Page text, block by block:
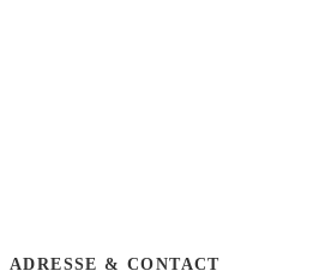
ADRESSE & CONTACT